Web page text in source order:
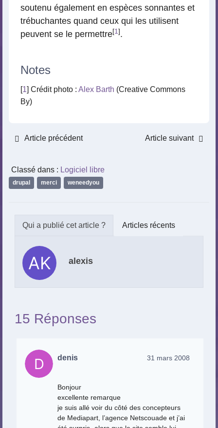
soutenu également en espèces sonnantes et
trébuchantes quand ceux qui les utilisent
peuvent se le permettre[1] .
Notes
[1] Crédit photo : Alex Barth (Creative Commons
By)
Article précédent Article suivant
Classé dans : Logiciel libre
drupal merci weneedyou
Articles récents
alexis
15 Réponses
denis 31 mars 2008
Bonjour
excellente remarque
je suis allé voir du côté des concepteurs
de Mediapart, l’agence Netscouade et j’ai